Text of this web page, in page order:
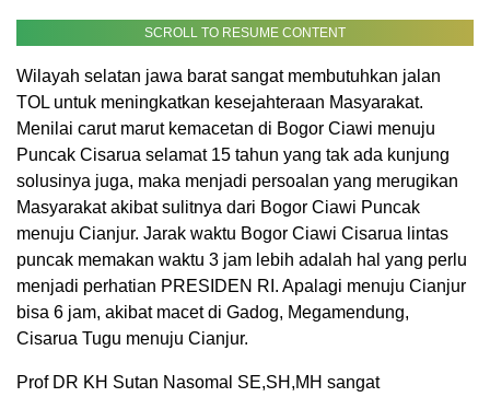
SCROLL TO RESUME CONTENT
Wilayah selatan jawa barat sangat membutuhkan jalan
TOL untuk meningkatkan kesejahteraan Masyarakat.
Menilai carut marut kemacetan di Bogor Ciawi menuju
Puncak Cisarua selamat 15 tahun yang tak ada kunjung
solusinya juga, maka menjadi persoalan yang merugikan
Masyarakat akibat sulitnya dari Bogor Ciawi Puncak
menuju Cianjur. Jarak waktu Bogor Ciawi Cisarua lintas
puncak memakan waktu 3 jam lebih adalah hal yang perlu
menjadi perhatian PRESIDEN RI. Apalagi menuju Cianjur
bisa 6 jam, akibat macet di Gadog, Megamendung,
Cisarua Tugu menuju Cianjur.
Prof DR KH Sutan Nasomal SE,SH,MH sangat